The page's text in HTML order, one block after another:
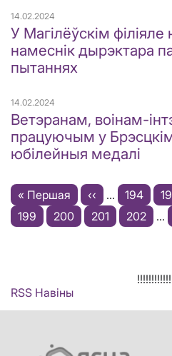
14.02.2024
У Магілёўскім
намеснік дырэктара
пытаннях
14.02.2024
Ветэранам, воінам-
працуючым у
юбілейныя медалі
Pagination
First
page
« Першая
Previous
page
‹‹ … 194
Старонка
199 Старонка
200 Старонка
201 202 …
RSS Навіны